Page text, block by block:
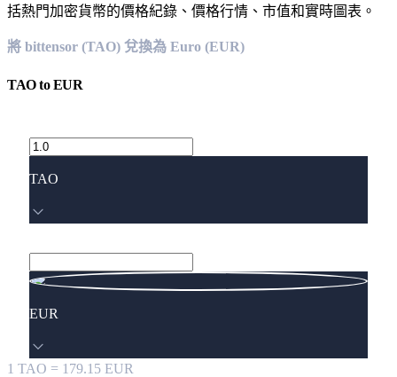
括熱門加密貨幣的價格紀錄、價格行情、市值和實時圖表。
將 bittensor (TAO) 兌換為 Euro (EUR)
TAOtoEUR
TAO
EUR
1 TAO = 179.15 EUR